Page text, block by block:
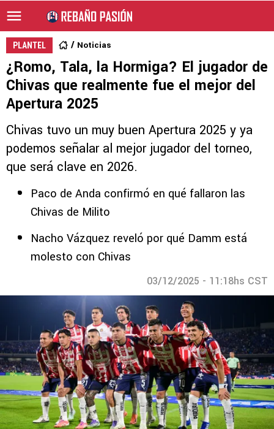
PLANTEL Noticias
¿Romo, Tala, la Hormiga? El jugador de
Chivas que realmente fue el mejor del
Apertura 2025
Chivas tuvo un muy buen Apertura 2025 y ya
podemos señalar al mejor jugador del torneo,
que será clave en 2026.
Paco de Anda confirmó en qué fallaron las
Chivas de Milito
Nacho Vázquez reveló por qué Damm está
molesto con Chivas
03/12/2025 - 11:18hs CST